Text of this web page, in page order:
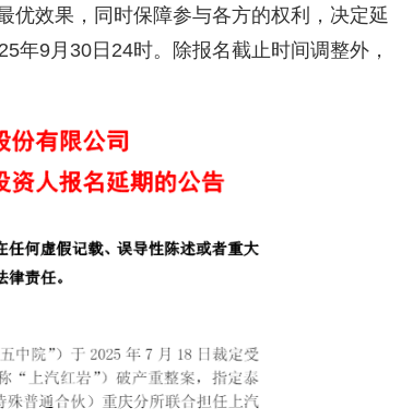
优效果，同时保障参与各方的权利，决定延
年9月30日24时。除报名截止时间调整外，